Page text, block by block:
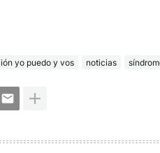
yo puedo y vos noticias